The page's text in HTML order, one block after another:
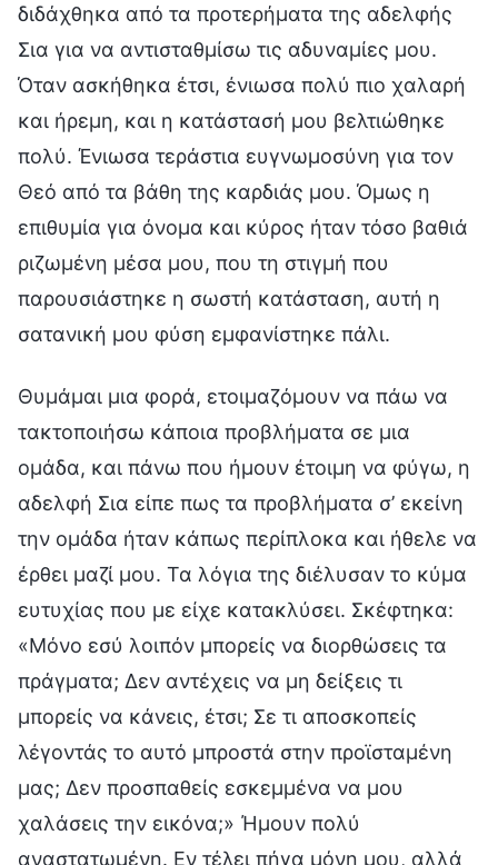
διδάχθηκα από τα προτερήματα της αδελφής
Σια για να αντισταθμίσω τις αδυναμίες μου.
Όταν ασκήθηκα έτσι, ένιωσα πολύ πιο χαλαρή
και ήρεμη, και η κατάστασή μου βελτιώθηκε
πολύ. Ένιωσα τεράστια ευγνωμοσύνη για τον
Θεό από τα βάθη της καρδιάς μου. Όμως η
επιθυμία για όνομα και κύρος ήταν τόσο βαθιά
ριζωμένη μέσα μου, που τη στιγμή που
παρουσιάστηκε η σωστή κατάσταση, αυτή η
σατανική μου φύση εμφανίστηκε πάλι.
Θυμάμαι μια φορά, ετοιμαζόμουν να πάω να
τακτοποιήσω κάποια προβλήματα σε μια
ομάδα, και πάνω που ήμουν έτοιμη να φύγω, η
αδελφή Σια είπε πως τα προβλήματα σ’ εκείνη
την ομάδα ήταν κάπως περίπλοκα και ήθελε να
έρθει μαζί μου. Τα λόγια της διέλυσαν το κύμα
ευτυχίας που με είχε κατακλύσει. Σκέφτηκα:
«Μόνο εσύ λοιπόν μπορείς να διορθώσεις τα
πράγματα; Δεν αντέχεις να μη δείξεις τι
μπορείς να κάνεις, έτσι; Σε τι αποσκοπείς
λέγοντάς το αυτό μπροστά στην προϊσταμένη
μας; Δεν προσπαθείς εσκεμμένα να μου
χαλάσεις την εικόνα;» Ήμουν πολύ
αναστατωμένη. Εν τέλει πήγα μόνη μου, αλλά